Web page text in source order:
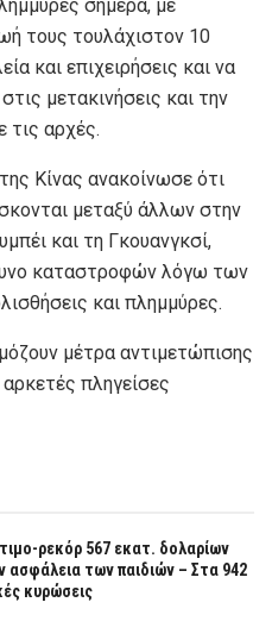
σήμερα, με
τους τουλάχιστον 10
και επιχειρήσεις και να
μετακινήσεις και την
αρχές.
Κίνας ανακοίνωσε ότι
μεταξύ άλλων στην
και τη Γκουανγκσί,
καταστροφών λόγω των
και πλημμύρες.
μέτρα αντιμετώπισης
πληγείσες
ρεκόρ 567 εκατ. δολαρίων
ασφάλεια των παιδιών – Στα 942
κυρώσεις